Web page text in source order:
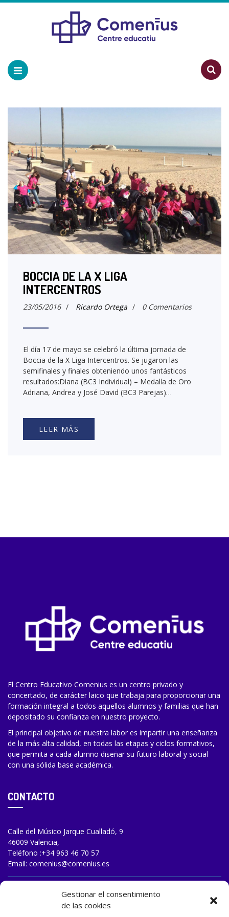
Gestionar el consentimiento
de las cookies
BOCCIA DE LA X LIGA
INTERCENTROS
23/05/2016 / Ricardo Ortega / 0 Comentarios
El día 17 de mayo se celebró la última jornada de
Boccia de la X Liga Intercentros. Se jugaron las
semifinales y finales obteniendo unos fantásticos
resultados:Diana (BC3 Individual) – Medalla de Oro
Adriana, Andrea y José David (BC3 Parejas)…
LEER MÁS
El Centro Educativo Comenius es un centro privado y
concertado, de carácter laico que trabaja para proporcionar una
formación integral a todos aquellos alumnos y familias que han
depositado su confianza en nuestro proyecto.
El principal objetivo de nuestra labor es impartir una enseñanza
de la más alta calidad, en todas las etapas y ciclos formativos,
que permita a cada alumno diseñar su futuro laboral y social
con una sólida base académica.
CONTACTO
Calle del Músico Jarque Cualladó, 9
46009 Valencia,
Teléfono :+34 963 46 70 57
Email: comenius@comenius.es
TRABAJA CON NOSOTROS